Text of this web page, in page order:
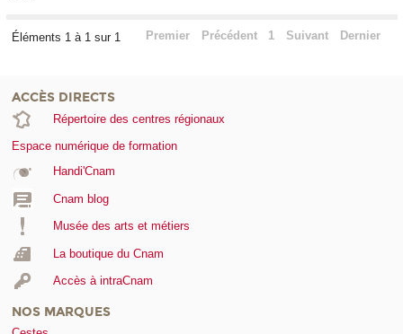
Éléments 1 à 1 sur 1 Premier Précédent 1 Suivant Dernier
ACCÈS DIRECTS
Répertoire des centres régionaux
Espace numérique de formation
Handi'Cnam
Cnam blog
Musée des arts et métiers
La boutique du Cnam
Accès à intraCnam
NOS MARQUES